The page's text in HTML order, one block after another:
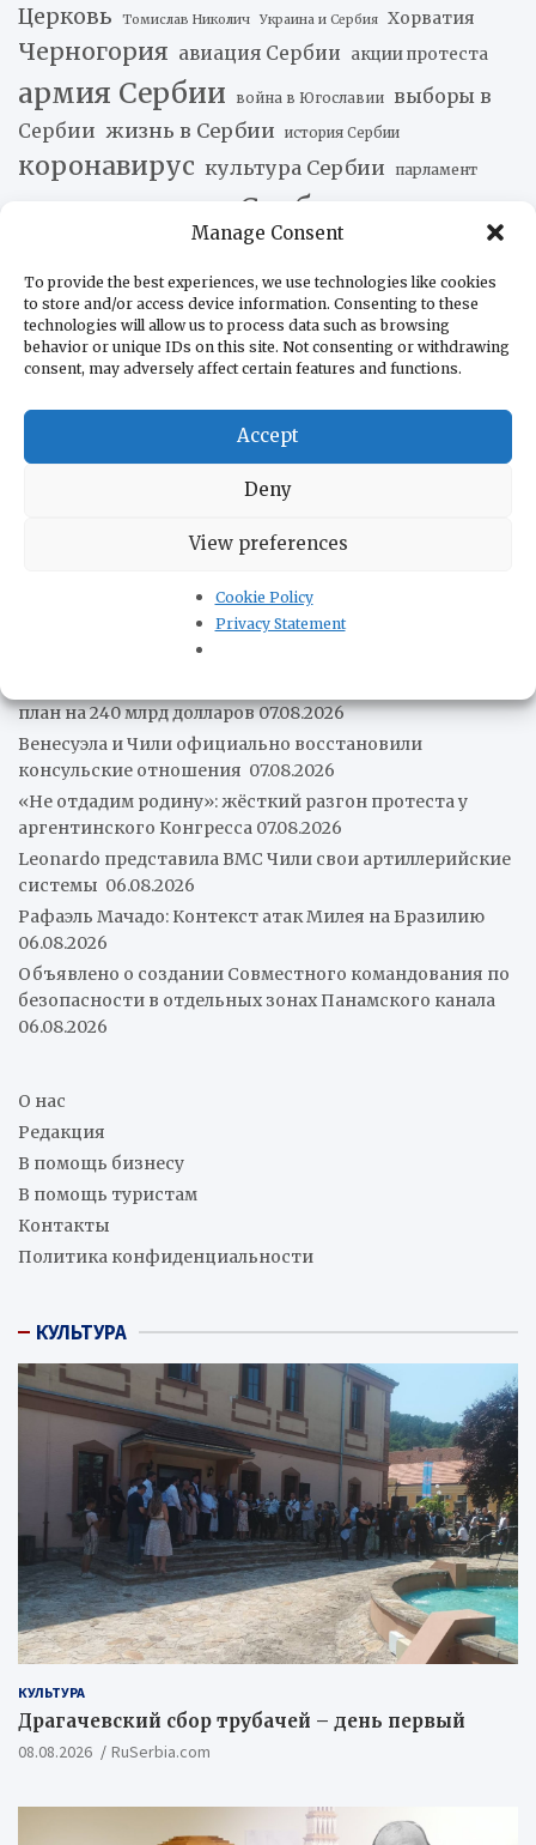
Manage Consent
To provide the best experiences, we use technologies like cookies
to store and/or access device information. Consenting to these
technologies will allow us to process data such as browsing
behavior or unique IDs on this site. Not consenting or withdrawing
consent, may adversely affect certain features and functions.
Accept
Deny
View preferences
Cookie Policy
Privacy Statement
Церковь Томислав Николич Украина и Сербия Хорватия
Черногория авиация Сербии акции протеста
армия Сербии война в Югославии
выборы в
Сербии жизнь в Сербии история Сербии
коронавирус культура Сербии парламент
политика Сербии
сербская кухня сербская экономика сербский
спорт ситуация в Косово туризм в Сербии
экономика Сербии
Новости наших друзей
Хуан Марторано: Насилие как стратегия государства и
Мексика и Перу договорились возобновить
США вводят санкции против «Юрия Гагарина»
Колумбия приобретает два KC-390 Millennium
план на 240 млрд долларов07.08.2026
Венесуэла и Чили официально восстановили
консульские отношения 07.08.2026
«Не отдадим родину»: жёсткий разгон протеста у
аргентинского Конгресса 07.08.2026
Leonardo представила ВМС Чили свои артиллерийские
системы 06.08.2026
Рафаэль Мачадо: Контекст атак Милея на Бразилию
06.08.2026
Объявлено о создании Совместного командования по
безопасности в отдельных зонах Панамского канала
06.08.2026
О нас
Редакция
В помощь бизнесу
В помощь туристам
Контакты
Политика конфиденциальности
КУЛЬТУРА
КУЛЬТУРА
Драгачевский сбор трубачей – день первый
08.08.2026 RuSerbia.com